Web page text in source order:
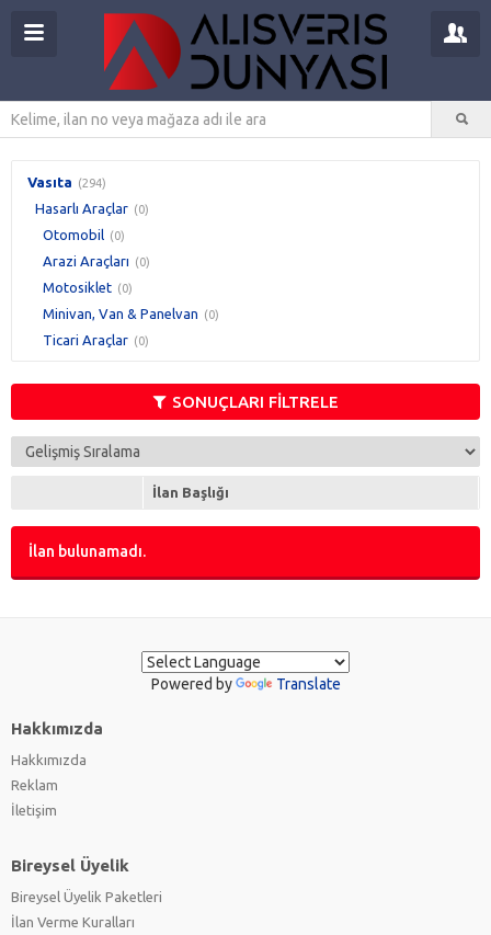
Vasıta (294)
Hasarlı Araçlar (0)
Otomobil (0)
Arazi Araçları (0)
Motosiklet (0)
Minivan, Van & Panelvan (0)
Ticari Araçlar (0)
SONUÇLARI FİLTRELE
İlan Başlığı
İlan bulunamadı.
Powered by Translate
Hakkımızda
Hakkımızda
Reklam
İletişim
Bireysel Üyelik
Bireysel Üyelik Paketleri
İlan Verme Kuralları